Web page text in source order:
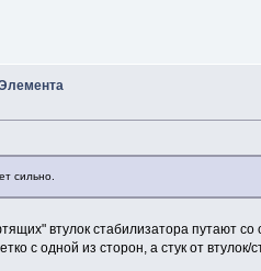
сильно.
втулок стабилизатора путают
с одной из сторон, а стук от